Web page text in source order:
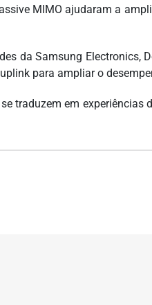
MIMO ajudaram a
da Samsung Electronics,
para ampliar o
traduzem em experiências